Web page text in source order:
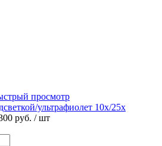
просмотр
ультрафиолет 10х/25х
руб. / шт